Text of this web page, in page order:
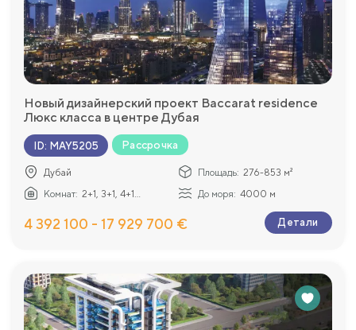
Новый дизайнерский проект Baccarat residence
Люкс класса в центре Дубая
ID: MAY5205 Рассрочка
Дубай Площадь: 276-853 м²
Комнат: 2+1, 3+1, 4+1... До моря: 4000 м
4 392 100 - 17 929 700 € Детали